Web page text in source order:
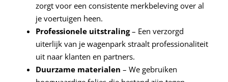
zorgt voor een consistente merkbeleving over al
je voertuigen heen.
Professionele uitstraling– Een verzorgd
uiterlijk van je wagenpark straalt professionaliteit
uit naar klanten en partners.
Duurzame materialen – We gebruiken